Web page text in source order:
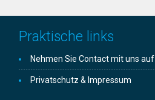
Praktische links
Nehmen Sie Contact mit uns auf
Privatschutz & Impressum